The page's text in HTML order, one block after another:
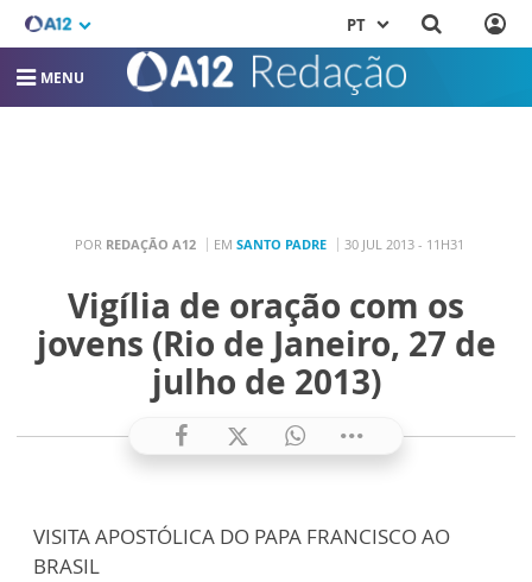
PT
MENU
POR REDAÇÃO A12 EM SANTO PADRE 30 JUL 2013 - 11H31
Vigília de oração com os
jovens (Rio de Janeiro, 27 de
julho de 2013)
VISITA APOSTÓLICA DO PAPA FRANCISCO AO
BRASIL